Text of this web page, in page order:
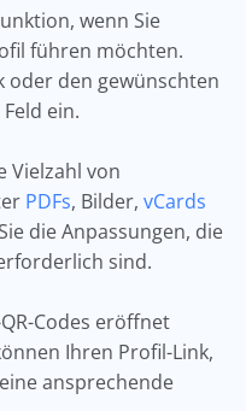
wenn Sie
führen möchten.
oder den gewünschten
ein.
Vielzahl von
PDFs, Bilder, vCards
die Anpassungen, die
sind.
Codes eröffnet
Ihren Profil-Link,
ansprechende